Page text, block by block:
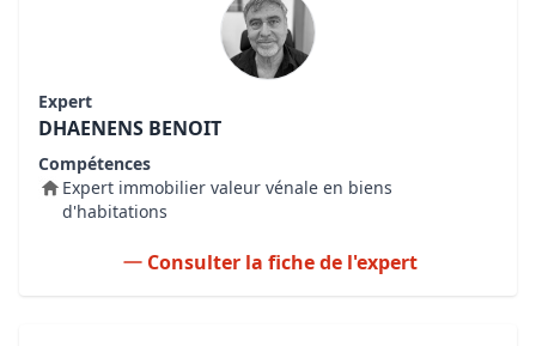
Expert
DHAENENS BENOIT
Compétences
Expert immobilier valeur vénale en biens
d'habitations
Consulter la fiche de l'expert